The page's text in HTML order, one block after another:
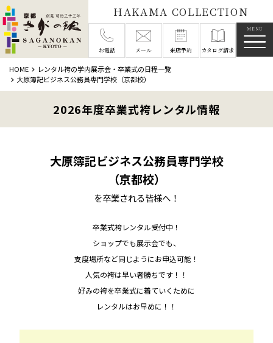
HAKAMA COLLECTION
お電話 メール 来店予約 カタログ請求
HOME
レンタル袴の学内展示会・卒業式の日程一覧
大原簿記ビジネス公務員専門学校（京都校）
2026年度卒業式袴レンタル情報
大原簿記ビジネス公務員専門学校
（京都校）
を卒業される皆様へ！
卒業式袴レンタル受付中！
ショップでも展示会でも、
支度場所など同じようにお申込可能！
人気の袴は早い者勝ちです！！
好みの袴を卒業式に着ていくために
レンタルはお早めに！！
メニ